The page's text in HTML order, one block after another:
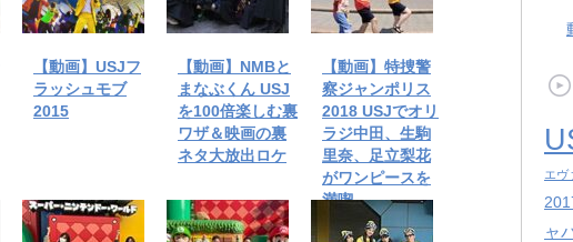
【動画】USJフ
ラッシュモブ
2015
【動画】NMBと
まなぶくん USJ
を100倍楽しむ裏
ワザ＆映画の裏
ネタ大放出ロケ
【動画】特捜警
察ジャンポリス
2018 USJでオリ
ラジ中田、生駒
里奈、足立梨花
がワンピースを
満喫
エヴ
ャ